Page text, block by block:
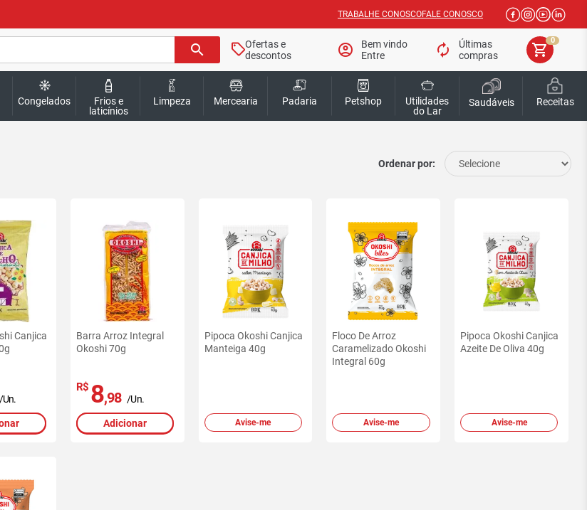
TRABALHE CONOSCOFALE CONOSCO
search
Ofertas e
descontos
account_circle
Bem vindo
Entre
autorenew
Últimas
compras
shopping_cart
0
Congelados
Frios e
laticínios
Limpeza Mercearia Padaria Petshop
Utilidades
do Lar
Saudáveis Receitas
Ordenar por:
Canjica
/Un.
Barra Arroz Integral
Okoshi 70g
R$ 8,98 /Un.
Adicionar
Pipoca Okoshi Canjica
Manteiga 40g
Avise-me
Floco De Arroz
Caramelizado Okoshi
Integral 60g
Avise-me
Pipoca Okoshi Canjica
Azeite De Oliva 40g
Avise-me